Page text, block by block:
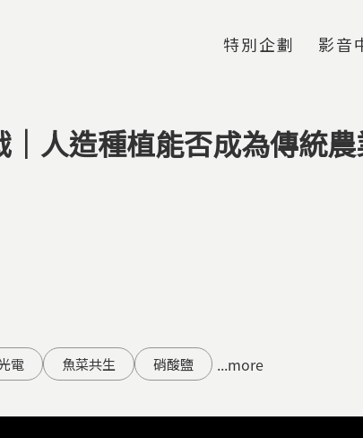
特別企劃 影音
人造種植能否成為傳統農
電 魚菜共生 硝酸鹽 ...more